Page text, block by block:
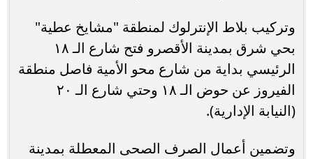
وتركيب بلاط الإنترلوك لمنطقة "مشايخ عطية"
بحي شرق بمدينة الأقصرو فتح شارع الـ ١٨
الرئيسي بداية من شارع محو الأمية فاصل منطقة
الفيروز عن حوض الـ ١٨ وحتي شارع الـ ٢٠
(النيابة الإدارية).
وتضمين أعمال الصرف الصحى المعطلة بمدينة